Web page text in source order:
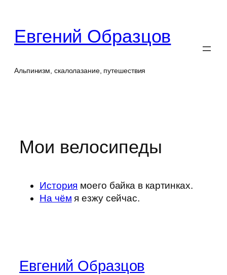
содержимому
Евгений Образцов
Альпинизм, скалолазание, путешествия
Мои велосипеды
История моего байка в картинках.
На чём я езжу сейчас.
Евгений Образцов